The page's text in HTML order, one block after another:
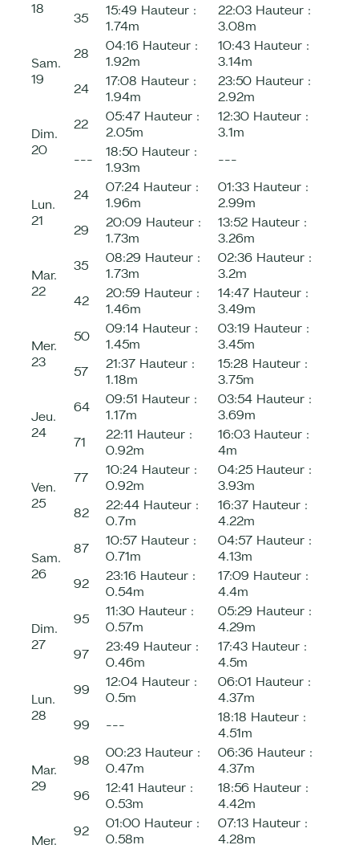
18
35 15:49 Hauteur :
1.74m
22:03 Hauteur :
3.08m
Sam.
19
28 04:16 Hauteur :
1.92m
10:43 Hauteur :
3.14m
24
17:08 Hauteur :
1.94m
23:50 Hauteur :
2.92m
Dim.
20
22 05:47 Hauteur :
2.05m
12:30 Hauteur :
3.1m
---
18:50 Hauteur :
1.93m
---
Lun.
21
24 07:24 Hauteur :
1.96m
01:33 Hauteur :
2.99m
29
20:09 Hauteur :
1.73m
13:52 Hauteur :
3.26m
Mar.
22
35 08:29 Hauteur :
1.73m
02:36 Hauteur :
3.2m
42
20:59 Hauteur :
1.46m
14:47 Hauteur :
3.49m
Mer.
23
50 09:14 Hauteur :
1.45m
03:19 Hauteur :
3.45m
57
21:37 Hauteur :
1.18m
15:28 Hauteur :
3.75m
Jeu.
24
64 09:51 Hauteur :
1.17m
03:54 Hauteur :
3.69m
71
22:11 Hauteur :
0.92m
16:03 Hauteur :
4m
Ven.
25
77 10:24 Hauteur :
0.92m
04:25 Hauteur :
3.93m
82
22:44 Hauteur :
0.7m
16:37 Hauteur :
4.22m
Sam.
26
87 10:57 Hauteur :
0.71m
04:57 Hauteur :
4.13m
92
23:16 Hauteur :
0.54m
17:09 Hauteur :
4.4m
Dim.
27
95 11:30 Hauteur :
0.57m
05:29 Hauteur :
4.29m
97
23:49 Hauteur :
0.46m
17:43 Hauteur :
4.5m
Lun.
28
99 12:04 Hauteur :
0.5m
06:01 Hauteur :
4.37m
99
--- 18:18 Hauteur :
4.51m
Mar.
29
98 00:23 Hauteur :
0.47m
06:36 Hauteur :
4.37m
96
12:41 Hauteur :
0.53m
18:56 Hauteur :
4.42m
Mer.
92 01:00 Hauteur :
0.58m
07:13 Hauteur :
4.28m